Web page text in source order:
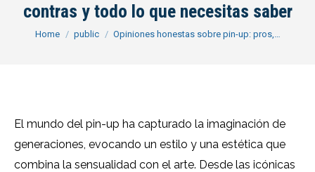
contras y todo lo que necesitas saber
You are here:
Home public Opiniones honestas sobre pin-up: pros,…
El mundo del pin-up ha capturado la imaginación de
generaciones, evocando un estilo y una estética que
combina la sensualidad con el arte. Desde las icónicas